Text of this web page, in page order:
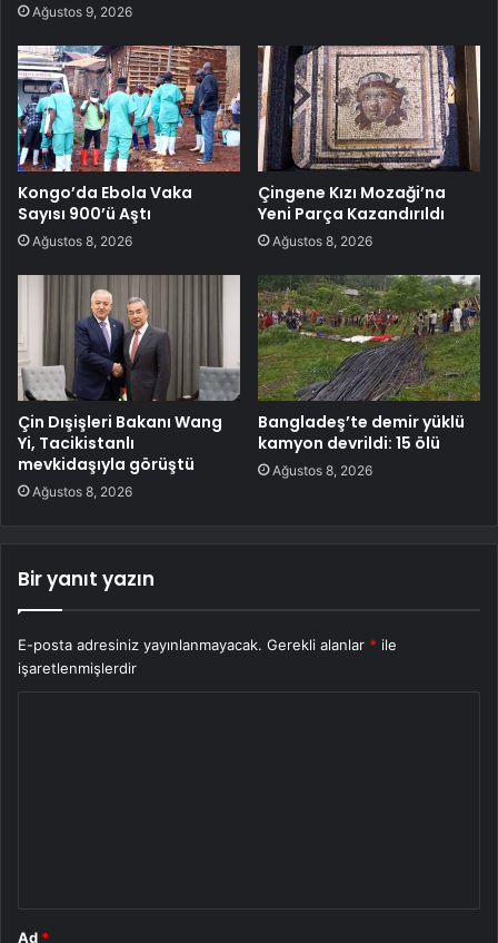
Ağustos 9, 2026
Kongo’da Ebola Vaka
Sayısı 900’ü Aştı
Ağustos 8, 2026
Çingene Kızı Mozaği’na
Yeni Parça Kazandırıldı
Ağustos 8, 2026
Çin Dışişleri Bakanı Wang
Yi, Tacikistanlı
mevkidaşıyla görüştü
Ağustos 8, 2026
Bangladeş’te demir yüklü
kamyon devrildi: 15 ölü
Ağustos 8, 2026
Bir yanıt yazın
E-posta adresiniz yayınlanmayacak. Gerekli alanlar * ile
işaretlenmişlerdir
Ad *